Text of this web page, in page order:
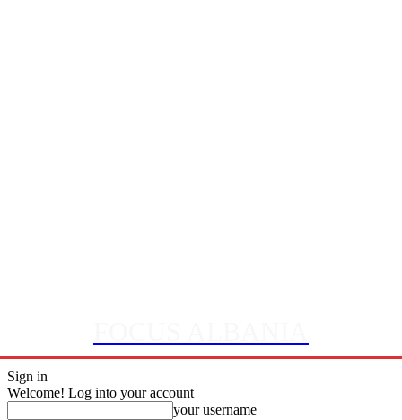
Sign in
Welcome! Log into your account
your username